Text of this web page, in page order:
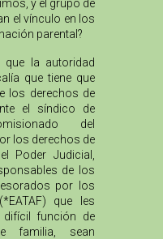
y el grupo de
el vínculo en los
parental?
que la autoridad
que tiene que
los derechos de
el síndico de
del
los derechos de
Poder Judicial,
de los
por los
que les
función de
familia, sean